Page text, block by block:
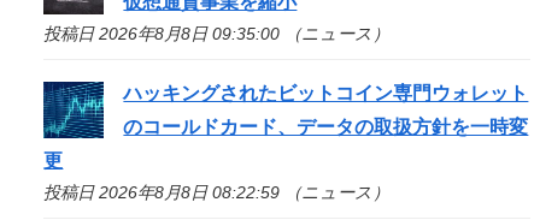
投稿日 2026年8月8日 09:35:00 （ニュース）
ハッキングされたビットコイン専門ウォレット
のコールドカード、データの取扱方針を一時変
更
投稿日 2026年8月8日 08:22:59 （ニュース）